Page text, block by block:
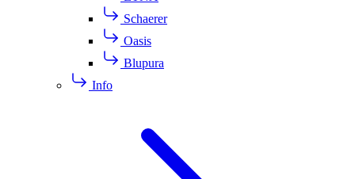
Schaerer
Oasis
Blupura
Info